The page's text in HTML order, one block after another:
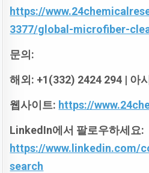
https://
3377/global-microfiber-
문의:
해외: +1(332) 2424 294 | 아
웹사이트: https://
LinkedIn에서 팔로우하세요:
https://www.linkedin.com/
search